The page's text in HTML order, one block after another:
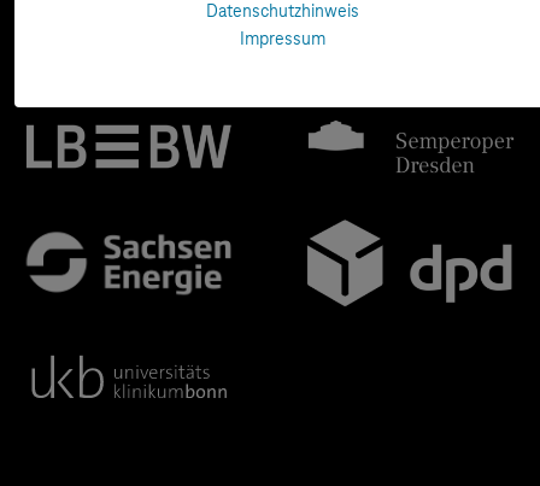
Datenschutzhinweis
Impressum